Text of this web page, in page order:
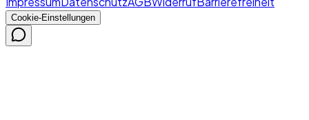
Cookie-Einstellungen